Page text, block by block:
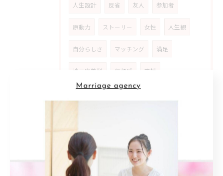
人生設計 反省 友人 参加者
原動力 ストーリー 女性 人生観
自分らしさ マッチング 満足
地元密着型 信頼感 支援
スタイル 家庭
生き方 順位